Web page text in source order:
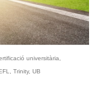
universitària
Trinity, UB